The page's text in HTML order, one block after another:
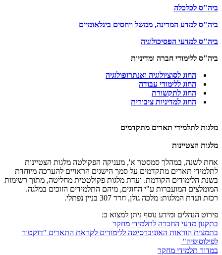
ביה"ס לכלכלה
ביה"ס למדע המדינה, ממשל ויחסים בינלאומיים
ביה"ס למדעי הפסיכולוגיה
ביה"ס ללימודי חברה ומדיניות
החוג לסוציולוגיה ואנתרופולוגיה
החוג ללימודי עבודה
החוג לתקשורת
החוג למדיניות ציבורית
מלגות לתלמידי תארים מתקדמים
מלגות הצטיינות
אחת לשנה, במהלך סמסטר א', מעניקה הפקולטה מלגות הצטיינות
לתלמידי תארים מתקדמים על סמך הישגים הראויים להערכה מיוחדת
בשנת הלימודים הקודמת. ועדת מלגות פקולטטית מחליטה, מתוך רשימות
המומלצים המועברות ע"י החוגים, מיהם התלמידים הזוכים במלגה.
רכזת ועדת המלגות: מלכה גולן, חדר 307 בניין נפתלי.
פירוט הנהלים ומידע נוסף ניתן למצוא ב:
בתקנון מדעי החברה לתלמידי מחקר
בתמצית הוראות האוניברסיטה ללימודים לקראת התארים "דוקטור
לפילוסופיה"
במדור תלמידי מחקר